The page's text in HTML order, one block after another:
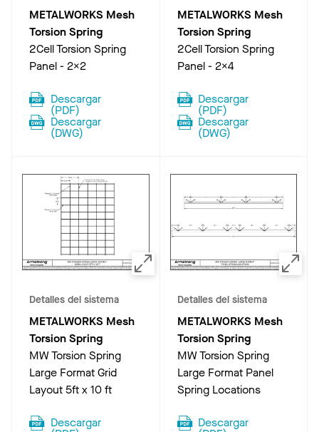
METALWORKS Mesh
Torsion Spring
2Cell Torsion Spring
Panel - 2x2
Descargar
(PDF)
Descargar
(DWG)
METALWORKS Mesh
Torsion Spring
2Cell Torsion Spring
Panel - 2x4
Descargar
(PDF)
Descargar
(DWG)
Detalles del sistema
METALWORKS Mesh
Torsion Spring
MW Torsion Spring
Large Format Grid
Layout 5ft x 10 ft
Descargar
Detalles del sistema
METALWORKS Mesh
Torsion Spring
MW Torsion Spring
Large Format Panel
Spring Locations
Descargar